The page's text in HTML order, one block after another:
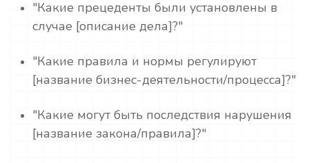
"Какие прецеденты были установлены в
случае [описание дела]?"
"Какие правила и нормы регулируют
[название бизнес-деятельности/процесса]?"
"Какие могут быть последствия нарушения
[название закона/правила]?"